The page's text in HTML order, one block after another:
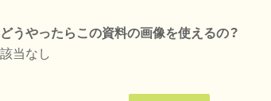
どうやったらこの資料の画像を使えるの？
該当なし